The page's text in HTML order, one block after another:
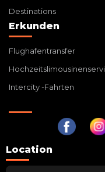
Destinations
Erkunden
Flughafentransfer
Intercity -Fahrten
Location